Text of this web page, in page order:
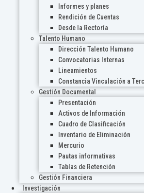
Informes y planes
Rendición de Cuentas
Desde la Rectoría
Talento Humano
Dirección Talento Humano
Convocatorias Internas
Lineamientos
Constancia Vinculación a
Gestión Documental
Presentación
Activos de Información
Cuadro de Clasificación
Inventario de Eliminación
Mercurio
Pautas informativas
Tablas de Retención
Gestión Financiera
Investigación